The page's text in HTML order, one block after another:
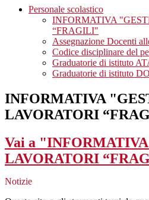
Personale scolastico
INFORMATIVA
“FRAGILI"
Assegnazione Docenti
Codice disciplinare del
Graduatorie di istituto
Graduatorie di istituto
INFORMATIVA
LAVORATORI
Vai a
LAVORATORI
Notizie